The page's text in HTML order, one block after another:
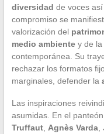
diversidad de voces
compromiso se
valorización del
medio ambientey de la
contemporánea. Su
rechazar los formatos
marginales, defender la
Las inspiraciones
asumidas. En el
Truffaut, Agnès Varda,